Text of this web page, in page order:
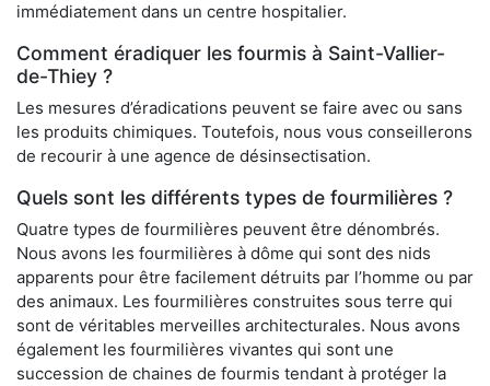
immédiatement dans un centre hospitalier.
Comment éradiquer les fourmis à Saint-Vallier-
de-Thiey ?
Les mesures d’éradications peuvent se faire avec ou sans
les produits chimiques. Toutefois, nous vous conseillerons
de recourir à une agence de désinsectisation.
Quels sont les différents types de fourmilières ?
Quatre types de fourmilières peuvent être dénombrés.
Nous avons les fourmilières à dôme qui sont des nids
apparents pour être facilement détruits par l’homme ou par
des animaux. Les fourmilières construites sous terre qui
sont de véritables merveilles architecturales. Nous avons
également les fourmilières vivantes qui sont une
succession de chaines de fourmis tendant à protéger la